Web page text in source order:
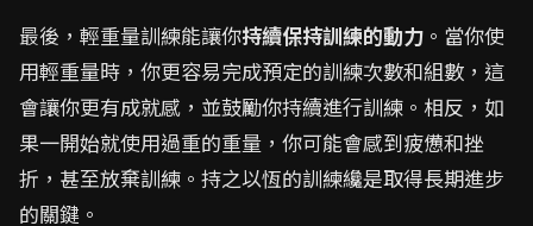
最後，輕重量訓練能讓你持續保持訓練的動力 。當你使
用輕重量時，你更容易完成預定的訓練次數和組數，這
會讓你更有成就感，並鼓勵你持續進行訓練。相反，如
果一開始就使用過重的重量，你可能會感到疲憊和挫
折，甚至放棄訓練。持之以恆的訓練纔是取得長期進步
的關鍵。